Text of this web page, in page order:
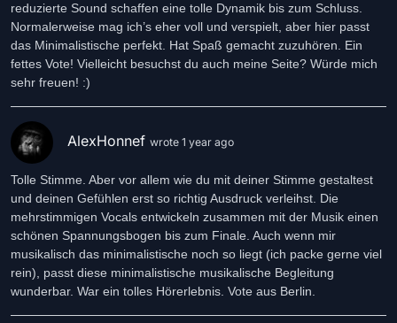
reduzierte Sound schaffen eine tolle Dynamik bis zum Schluss.
Normalerweise mag ich’s eher voll und verspielt, aber hier passt
das Minimalistische perfekt. Hat Spaß gemacht zuzuhören. Ein
fettes Vote! Vielleicht besuchst du auch meine Seite? Würde mich
sehr freuen! :)
AlexHonnef wrote 1 year ago
Tolle Stimme. Aber vor allem wie du mit deiner Stimme gestaltest
und deinen Gefühlen erst so richtig Ausdruck verleihst. Die
mehrstimmigen Vocals entwickeln zusammen mit der Musik einen
schönen Spannungsbogen bis zum Finale. Auch wenn mir
musikalisch das minimalistische noch so liegt (ich packe gerne viel
rein), passt diese minimalistische musikalische Begleitung
wunderbar. War ein tolles Hörerlebnis. Vote aus Berlin.